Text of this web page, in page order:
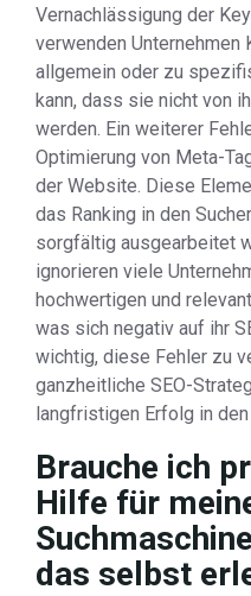
Vernachlässigung der
verwenden
allgemein oder zu
kann, dass sie nicht von
werden. Ein weiterer
Optimierung von Meta-
der Website. Diese
das Ranking in den
sorgfältig ausgearbeitet
ignorieren viele
hochwertigen und
was sich negativ auf ihr
wichtig, diese Fehler zu
ganzheitliche SEO-
langfristigen Erfolg in
Brauche ich
Hilfe für
das selbst